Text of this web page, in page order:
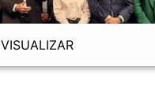
VISUALIZAR